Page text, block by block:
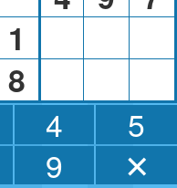
1
8
4
5
9 ✕